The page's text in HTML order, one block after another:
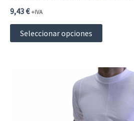
9,43€ +IVA
Seleccionar opciones
Este
producto
variantes.
Las